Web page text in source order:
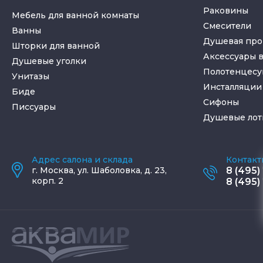
Мебель для ванной комнаты
Ванны
Шторки для ванной
Душевые уголки
Унитазы
Биде
Писсуары
Раковины
Смесители
Душевая
Аксессуары
Инсталляции
Cифоны
Душевые
Адрес салона и склада
г. Москва, ул. Шаболовка, д. 23,
корп. 2
8 (495)
8 (495)